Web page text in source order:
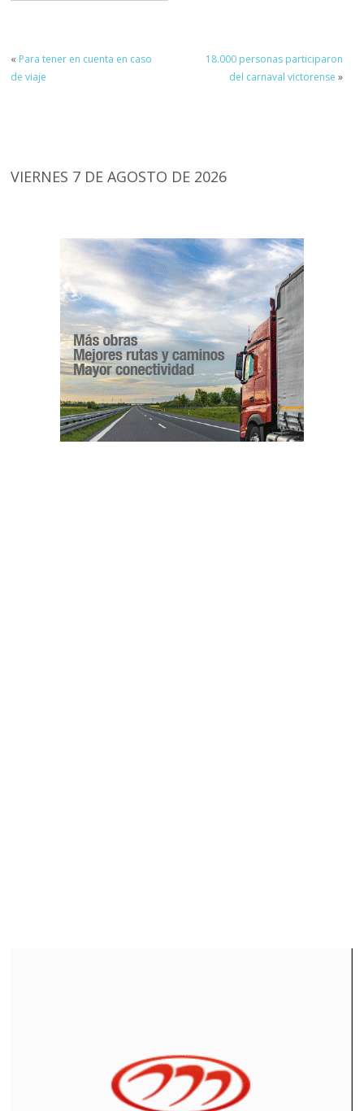
« Para tener en cuenta en caso
de viaje
18.000 personas participaron
del carnaval victorense »
VIERNES 7 DE AGOSTO DE 2026